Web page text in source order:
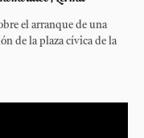
el arranque de una
de la plaza cívica de la